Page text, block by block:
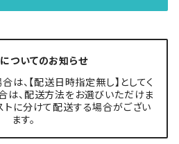
ついてのお知らせ
、【配送日時指定無し】としてく
は、配送方法をお選びいただけま
トに分けて配送する場合がござい
ます。